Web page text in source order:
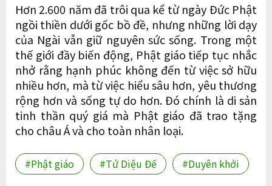
Hơn 2.600 năm đã trôi qua kể từ ngày Đức Phật
ngồi thiền dưới gốc bồ đề, nhưng những lời dạy
của Ngài vẫn giữ nguyên sức sống. Trong một
thế giới đầy biến động, Phật giáo tiếp tục nhắc
nhở rằng hạnh phúc không đến từ việc sở hữu
nhiều hơn, mà từ việc hiểu sâu hơn, yêu thương
rộng hơn và sống tự do hơn. Đó chính là di sản
tinh thần quý giá mà Phật giáo đã trao tặng
cho châu Á và cho toàn nhân loại.
#Phật giáo #Tứ Diệu Đế #Duyên khởi